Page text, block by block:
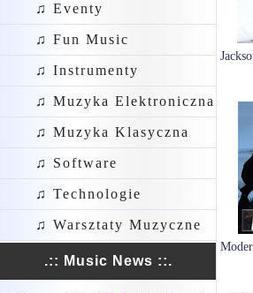
♫ Eventy
♫ Fun Music
♫ Instrumenty
♫ Muzyka Elektroniczna
♫ Muzyka Klasyczna
♫ Software
♫ Technologie
♫ Warsztaty Muzyczne
.:: Music News ::.